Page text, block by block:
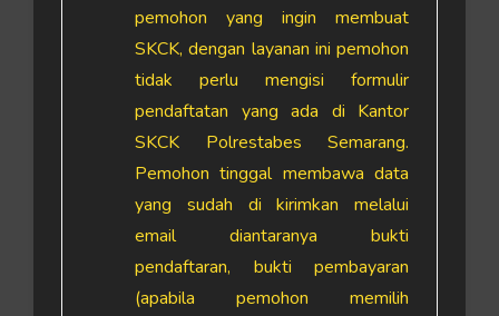
pemohon yang ingin membuat
SKCK, dengan layanan ini pemohon
tidak perlu mengisi formulir
pendaftatan yang ada di Kantor
SKCK Polrestabes Semarang.
Pemohon tinggal membawa data
yang sudah di kirimkan melalui
email diantaranya bukti
pendaftaran, bukti pembayaran
(apabila pemohon memilih